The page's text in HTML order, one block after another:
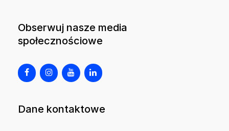
Obserwuj nasze media
społecznościowe
Dane kontaktowe